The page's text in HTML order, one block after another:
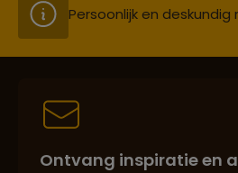
Persoonlijk en deskundig
Best beoordeelde
Ontvang inspiratie en